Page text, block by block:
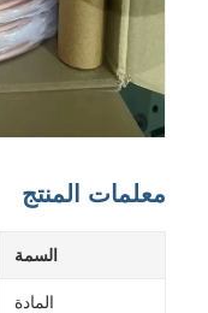
معلمات المنتج
السمة
المادة